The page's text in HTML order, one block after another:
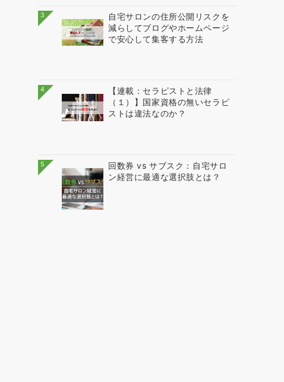
3
自宅サロンの住所公開リスクを
減らしてブログやホームページ
で安心して集客する方法
4
【連載：セラピストと法律
（１）】国家資格の無いセラピ
ストは違法なのか？
5
回数券 vs サブスク：自宅サロ
ン経営に最適な選択肢とは？